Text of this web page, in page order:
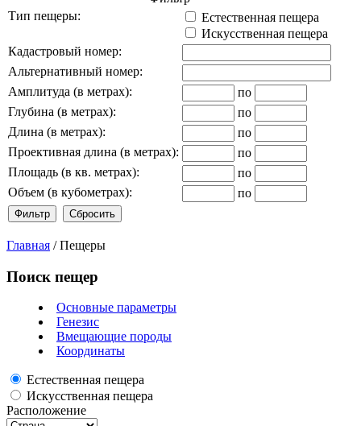
Тип пещеры:
Естественная пещера
Искусственная пещера
Кадастровый номер:
Альтернативный номер:
Амплитуда (в метрах):
по
Глубина (в метрах):
по
Длина (в метрах):
по
Проективная длина (в метрах):
по
Площадь (в кв. метрах):
по
Объем (в кубометрах):
по
Главная / Пещеры
Поиск пещер
Основные параметры
Генезис
Вмещающие породы
Координаты
Естественная пещера
Искусственная пещера
Расположение